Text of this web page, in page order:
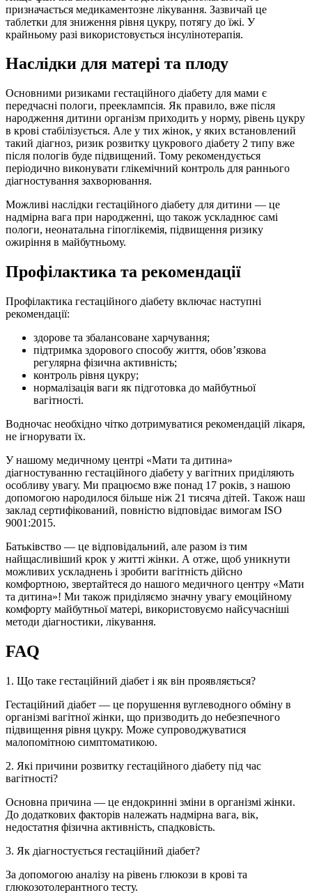
призначається медикаментозне лікування. Зазвичай це
таблетки для зниження рівня цукру, потягу до їжі. У
крайньому разі використовується інсулінотерапія.
Наслідки для матері та плоду
Основними ризиками гестаційного діабету для мами є
передчасні пологи, прееклампсія. Як правило, вже після
народження дитини організм приходить у норму, рівень цукру
в крові стабілізується. Але у тих жінок, у яких встановлений
такий діагноз, ризик розвитку цукрового діабету 2 типу вже
після пологів буде підвищений. Тому рекомендується
періодично виконувати глікемічний контроль для раннього
діагностування захворювання.
Можливі наслідки гестаційного діабету для дитини — це
надмірна вага при народженні, що також ускладнює самі
пологи, неонатальна гіпоглікемія, підвищення ризику
ожиріння в майбутньому.
Профілактика та рекомендації
Профілактика гестаційного діабету включає наступні
рекомендації:
здорове та збалансоване харчування;
підтримка здорового способу життя, обов’язкова
регулярна фізична активність;
контроль рівня цукру;
нормалізація ваги як підготовка до майбутньої
вагітності.
Водночас необхідно чітко дотримуватися рекомендацій лікаря,
не ігнорувати їх.
У нашому медичному центрі «Мати та дитина»
діагностуванню гестаційного діабету у вагітних приділяють
особливу увагу. Ми працюємо вже понад 17 років, з нашою
допомогою народилося більше ніж 21 тисяча дітей. Також наш
заклад сертифікований, повністю відповідає вимогам ISO
9001:2015.
Батьківство — це відповідальний, але разом із тим
найщасливіший крок у житті жінки. А отже, щоб уникнути
можливих ускладнень і зробити вагітність дійсно
комфортною, звертайтеся до нашого медичного центру «Мати
та дитина»! Ми також приділяємо значну увагу емоційному
комфорту майбутньої матері, використовуємо найсучасніші
методи діагностики, лікування.
FAQ
1. Що таке гестаційний діабет і як він проявляється?
Гестаційний діабет — це порушення вуглеводного обміну в
організмі вагітної жінки, що призводить до небезпечного
підвищення рівня цукру. Може супроводжуватися
малопомітною симптоматикою.
2. Які причини розвитку гестаційного діабету під час
вагітності?
Основна причина — це ендокринні зміни в організмі жінки.
До додаткових факторів належать надмірна вага, вік,
недостатня фізична активність, спадковість.
3. Як діагностується гестаційний діабет?
За допомогою аналізу на рівень глюкози в крові та
глюкозотолерантного тесту.